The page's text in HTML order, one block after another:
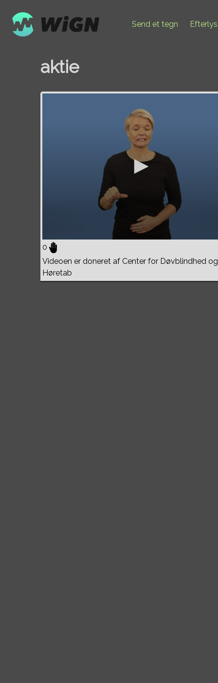
Send et tegn
aktie
0
Videoen er doneret af Center for Døvblindhed og
Høretab